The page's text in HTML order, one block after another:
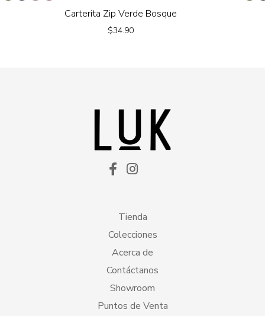
Carterita Zip Verde Bosque
$34.90
Tienda
Colecciones
Acerca de
Contáctanos
Showroom
Puntos de Venta